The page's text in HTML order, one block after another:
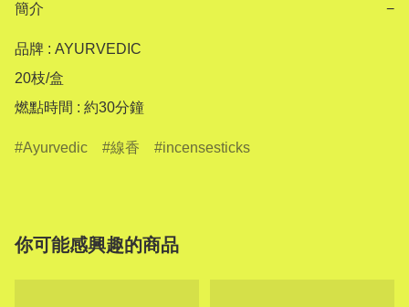
簡介 −
品牌 : AYURVEDIC
20枝/盒
燃點時間 : 約30分鐘
Ayurvedic 線香 incensesticks
你可能感興趣的商品